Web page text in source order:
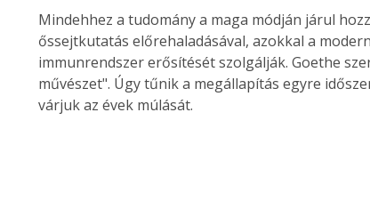
vagy táblagépen. Kényelmesen
az otthonában, útközben vagy
nyaralás, pihenés alatt is
elérhetők lapszámaink. Bárhol,
bármikor, akár külföldön élve
Mindehhez a tudomány a maga módján járul
őssejtkutatás előrehaladásával, azokkal a
immunrendszer erősítését szolgálják. Goethe
művészet". Úgy tűnik a megállapítás egyre
várjuk az évek múlását.